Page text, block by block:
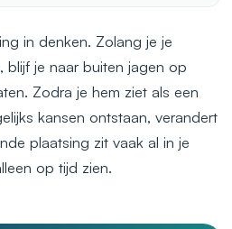
in denken. Zolang je je
blijf je naar buiten jagen op
Zodra je hem ziet als een
kansen ontstaan, verandert
plaatsing zit vaak al in je
op tijd zien.